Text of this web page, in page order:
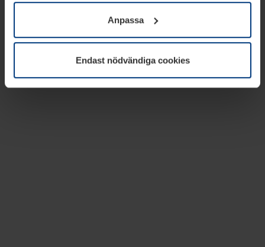
godkännande kan du när som helst ändra eller återkalla i
informationen om kakor underDataskyddsförklaring
vår webbplats.
Anpassa
Endast nödvändiga cookies